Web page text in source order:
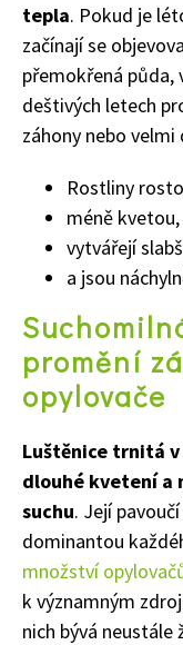
Naše
74 Kč
Objednat >
tepla. Pokud je
začínají se
přemokřená půda,
deštivých letech
záhony nebo
Rostliny
méně kvetou,
vytvářejí
a jsou
promění
opylovače
Luštěnice trnitá
dlouhé kvetení a
suchu. Její
dominantou
množství
k významným
nich bývá neustále